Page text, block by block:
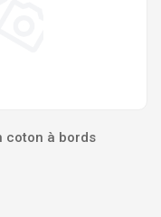
coton à bords